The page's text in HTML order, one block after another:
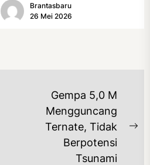
Rumah Tidak Layak Huni...
Brantasbaru
26 Mei 2026
Gempa 5,0 M
Mengguncang
Ternate, Tidak
Berpotensi
Tsunami